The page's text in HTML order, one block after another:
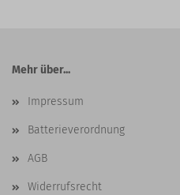
Mehr über...
Impressum
Batterieverordnung
AGB
Widerrufsrecht